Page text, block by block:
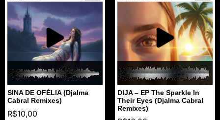
SINA DE OFÉLIA (Djalma
Cabral Remixes)
R$10,00
DIJA – EP The Sparkle In
Their Eyes (Djalma Cabral
Remixes)